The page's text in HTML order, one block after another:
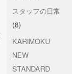
スタッフの日常
(8)
KARIMOKU
NEW
STANDARD